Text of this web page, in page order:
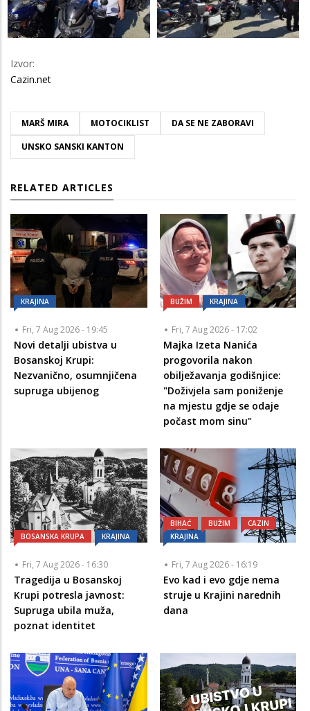
Izvor:
Cazin.net
MARŠ MIRA MOTOCIKLIST
DA SE NE ZABORAVI
UNSKO SANSKI KANTON
RELATED ARTICLES
KRAJINA
Fri, 7 Aug 2026 - 19:45
Novi detalji ubistva u
Bosanskoj Krupi:
Nezvanično, osumnjičena
supruga ubijenog
BUŽIM KRAJINA
Fri, 7 Aug 2026 - 17:02
Majka Izeta Nanića
progovorila nakon
obilježavanja godišnjice:
"Doživjela sam poniženje
na mjestu gdje se odaje
počast mom sinu"
BOSANSKA KRUPA KRAJINA
Fri, 7 Aug 2026 - 16:30
Tragedija u Bosanskoj
Krupi potresla javnost:
Supruga ubila muža,
poznat identitet
BIHAĆ BUŽIM
CAZIN
KRAJINA
Fri, 7 Aug 2026 - 16:19
Evo kad i evo gdje nema
struje u Krajini narednih
dana